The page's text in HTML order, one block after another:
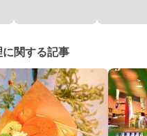
関する記事